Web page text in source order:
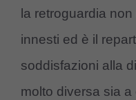
la retroguardia
innesti ed è il
soddisfazioni alla
molto diversa sia